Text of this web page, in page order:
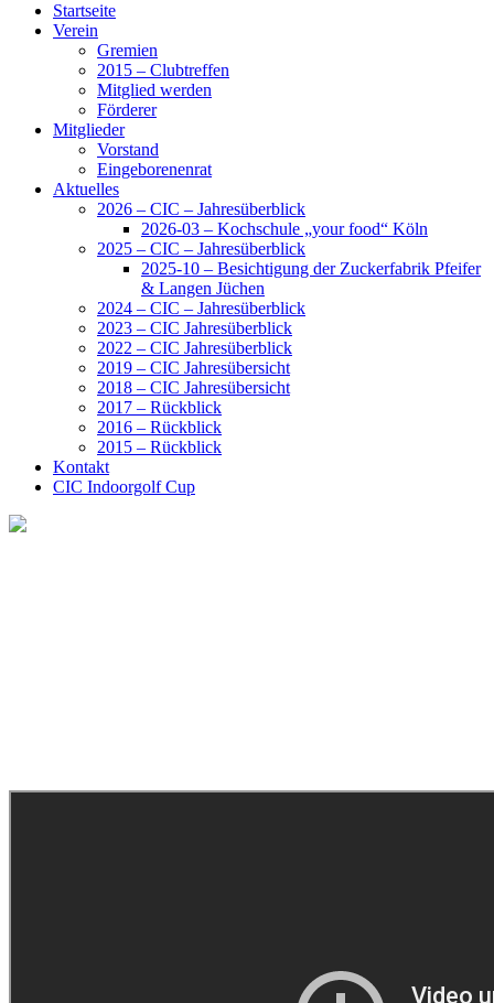
Startseite
Verein
Gremien
2015 – Clubtreffen
Mitglied werden
Förderer
Mitglieder
Vorstand
Eingeborenenrat
Aktuelles
2026 – CIC – Jahresüberblick
2026-03 – Kochschule „your food“ Köln
2025 – CIC – Jahresüberblick
2025-10 – Besichtigung der Zuckerfabrik Pfeifer
& Langen Jüchen
2024 – CIC – Jahresüberblick
2023 – CIC Jahresüberblick
2022 – CIC Jahresüberblick
2019 – CIC Jahresübersicht
2018 – CIC Jahresübersicht
2017 – Rückblick
2016 – Rückblick
2015 – Rückblick
Kontakt
CIC Indoorgolf Cup